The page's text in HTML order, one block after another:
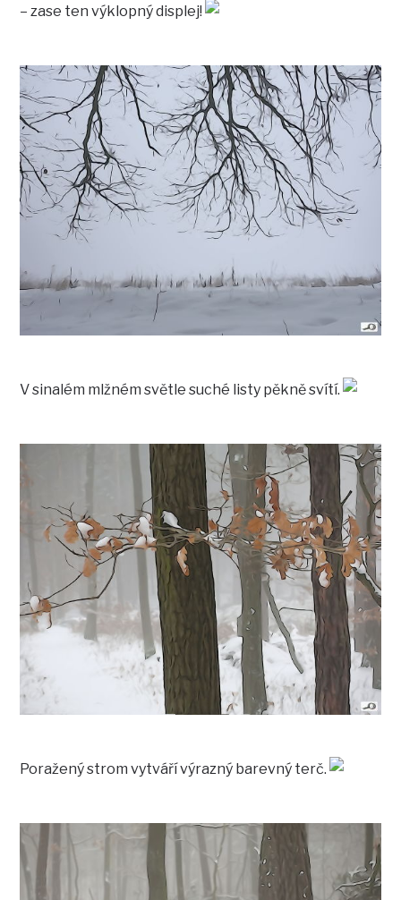
– zase ten výklopný displej!
V sinalém mlžném světle suché listy pěkně svítí.
Poražený strom vytváří výrazný barevný terč.